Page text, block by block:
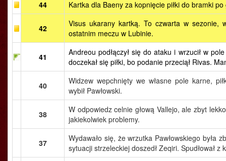
44
Kartka dla Baeny za kopnięcie piłki do bramki po
42
Visus ukarany kartką. To czwarta w sezonie,
ostatnim meczu w Lubinie.
41
Andreou podłączył się do ataku i wrzucił w
doczekał się piłki, bo podanie przeciął Rivas.
40
Widzew wepchnięty we własne pole karne,
wybił Pawłowski.
38
W odpowiedz celnie głową Vallejo, ale zbyt
jakiekolwiek problemy.
37
Wydawało się, że wrzutka Pawłowskiego była
sytuacji strzeleckiej doszedł Zeqiri. Spudłował z